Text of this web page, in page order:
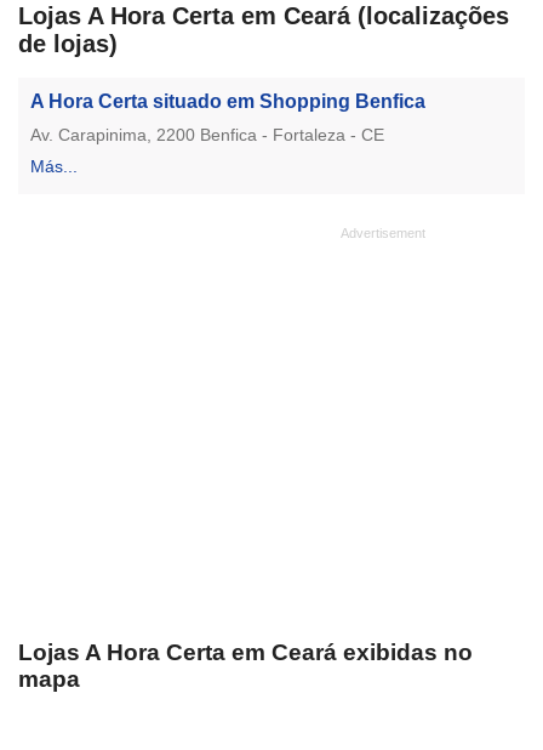
Lojas A Hora Certa em Ceará (localizações
de lojas)
A Hora Certa situado em Shopping Benfica
Av. Carapinima, 2200 Benfica - Fortaleza - CE
Más...
Lojas A Hora Certa em Ceará exibidas no
mapa